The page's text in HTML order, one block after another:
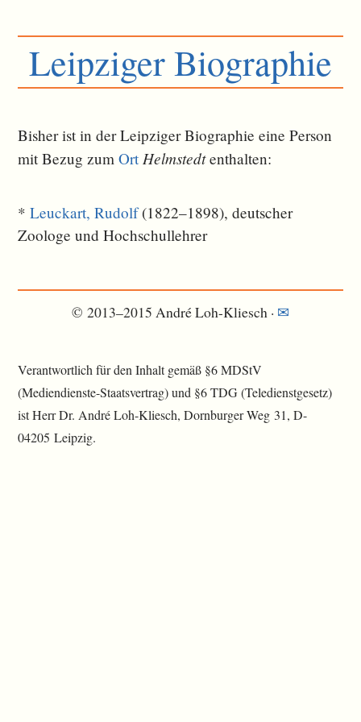
Leipziger Biographie
Bisher ist in der Leipziger Biographie eine Person
mit Bezug zumOrt Helmstedtent­halten:
*Leuckart, Rudolf(1822–1898), deutscher
Zoologe und Hochschullehrer
© 2013–2015 André Loh-Kliesch · ✉
Verantwortlich für den Inhalt gemäß §6 MDStV
(Mediendienste-Staatsvertrag) und §6 TDG (Teledienstgesetz)
ist Herr Dr. André Loh-Kliesch, Dornburger Weg 31, D-
04205 Leipzig.